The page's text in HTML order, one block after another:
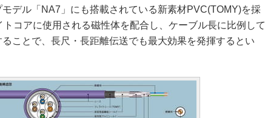
デル「NA7」にも搭載されている新素材PVC(TOMY)を採
コアに使用される磁性体を配合し、ケーブル長に比例して
ことで、長尺・長距離伝送でも最大効果を発揮するとい